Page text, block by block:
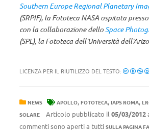
Southern Europe Regional Planetary
(SRPIF), la Fototeca NASA ospitata
con la collaborazione delloSpace
(SPL), la Fototeca dell’Università
LICENZA PER IL RIUTILIZZO DEL TESTO:
NEWS APOLLO, FOTOTECA, IAPS ROMA,
SOLARE
Articolo pubblicato il 05/03/2012
commenti sono aperti a tutti SULLA PAGINA